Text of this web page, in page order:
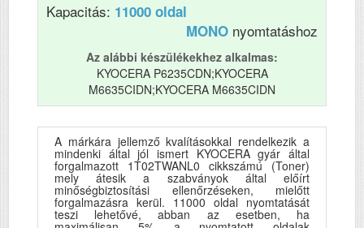
Kapacitás: 11000 oldal
MONO nyomtatáshoz
Az alábbi készülékekhez alkalmas:
KYOCERA P6235CDN;KYOCERA
M6635CIDN;KYOCERA M6635CIDN
A márkára jellemző kvalításokkal rendelkezik a
mindenki által jól ismert KYOCERA gyár által
forgalmazott 1T02TWANL0 cikkszámú (Toner)
mely átesik a szabványok által előírt
minőségbiztosítási ellenőrzéseken, mielőtt
forgalmazásra kerül. 11000 oldal nyomtatását
teszi lehetővé, abban az esetben, ha